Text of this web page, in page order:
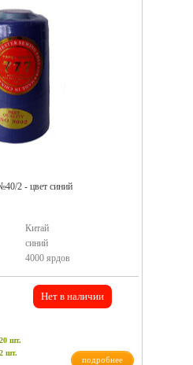
2 - цвет синий
Китай
синий
4000 ярдов
Нет в наличии
шт.
шт.
подробнее